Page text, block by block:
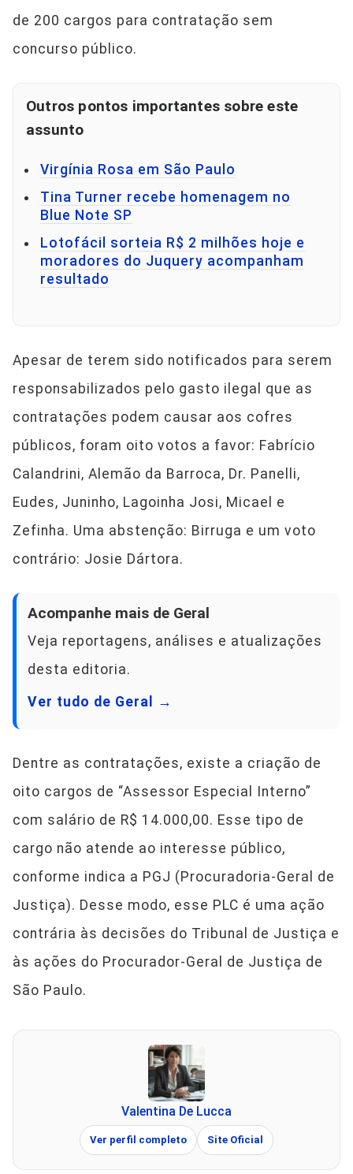
de 200 cargos para contratação sem
concurso público.
Outros pontos importantes sobre este
assunto
Virgínia Rosa em São Paulo
Tina Turner recebe homenagem no
Blue Note SP
Lotofácil sorteia R$ 2 milhões hoje e
moradores do Juquery acompanham
resultado
Apesar de terem sido notificados para serem
responsabilizados pelo gasto ilegal que as
contratações podem causar aos cofres
públicos, foram oito votos a favor: Fabrício
Calandrini, Alemão da Barroca, Dr. Panelli,
Eudes, Juninho, Lagoinha Josi, Micael e
Zefinha. Uma abstenção: Birruga e um voto
contrário: Josie Dártora.
Acompanhe mais de Geral
Veja reportagens, análises e atualizações
desta editoria.
Ver tudo de Geral →
Dentre as contratações, existe a criação de
oito cargos de “Assessor Especial Interno”
com salário de R$ 14.000,00. Esse tipo de
cargo não atende ao interesse público,
conforme indica a PGJ (Procuradoria-Geral de
Justiça). Desse modo, esse PLC é uma ação
contrária às decisões do Tribunal de Justiça e
às ações do Procurador-Geral de Justiça de
São Paulo.
Valentina De Lucca
Ver perfil completo Site Oficial